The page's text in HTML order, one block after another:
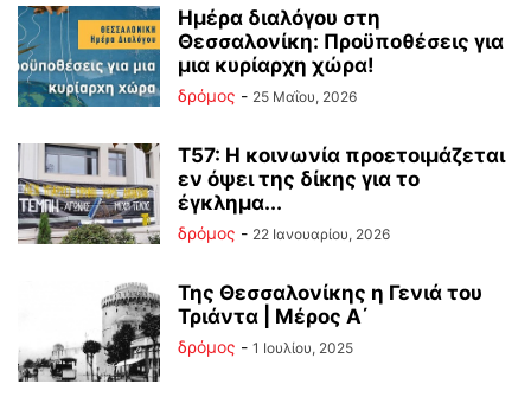
Ημέρα διαλόγου στη
Θεσσαλονίκη: Προϋποθέσεις για
μια κυρίαρχη χώρα!
δρόμος - 25 Μαΐου, 2026
Τ57: Η κοινωνία προετοιμάζεται
εν όψει της δίκης για το
έγκλημα...
δρόμος - 22 Ιανουαρίου, 2026
Της Θεσσαλονίκης η Γενιά του
Τριάντα | Μέρος Α΄
δρόμος - 1 Ιουλίου, 2025